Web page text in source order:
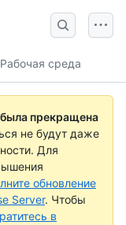
Рабочая среда
прекращена
не будут даже
Для
обновление
Server. Чтобы
в